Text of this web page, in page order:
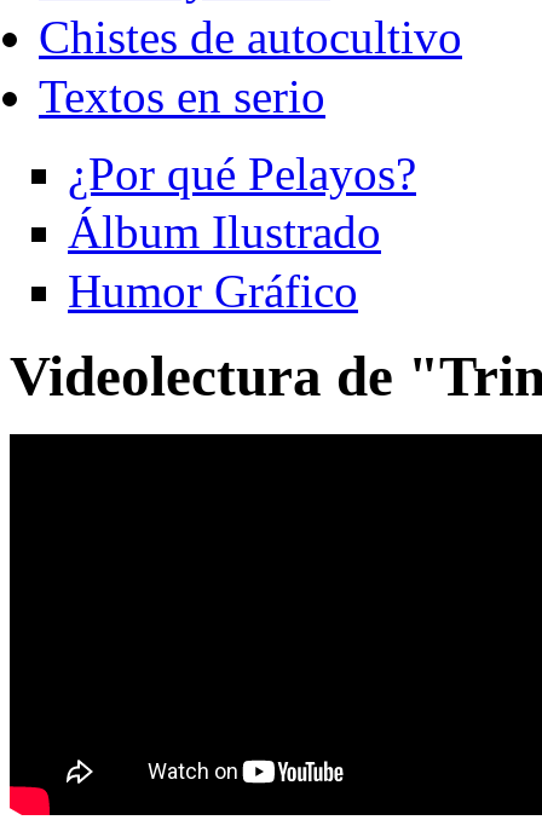
Chistes de autocultivo
Textos en serio
¿Por qué Pelayos?
Álbum Ilustrado
Humor Gráfico
Videolectura de